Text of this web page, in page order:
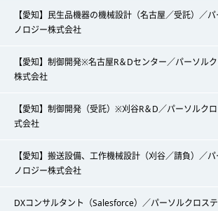
【愛知】民生品機器の機械設計（名古屋／受託）／
ノロジー株式会社
【愛知】制御開発※名古屋R＆Dセンター／パーソル
株式会社
【愛知】制御開発（受託）※刈谷R＆D／パーソルク
式会社
【愛知】搬送設備、工作機械設計（刈谷／請負）／
ノロジー株式会社
DXコンサルタント（Salesforce）／パーソルクロス